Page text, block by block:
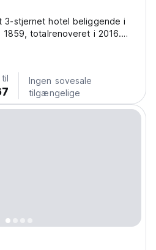
3-stjernet hotel beliggende i
totalrenoveret i 2016.
Grand Place og Manneken
Station og Anneessens...
Ingen sovesale
tilgængelige